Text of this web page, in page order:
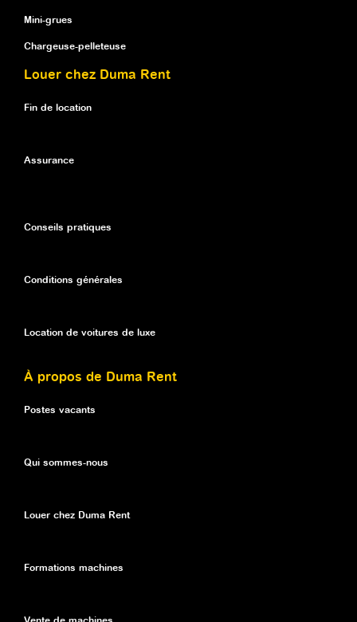
Mini-grues
Chargeuse-pelleteuse
Louer chez Duma Rent
Fin de location
Assurance
Conseils pratiques
Conditions générales
Location de voitures de luxe
À propos de Duma Rent
Postes vacants
Qui sommes-nous
Louer chez Duma Rent
Formations machines